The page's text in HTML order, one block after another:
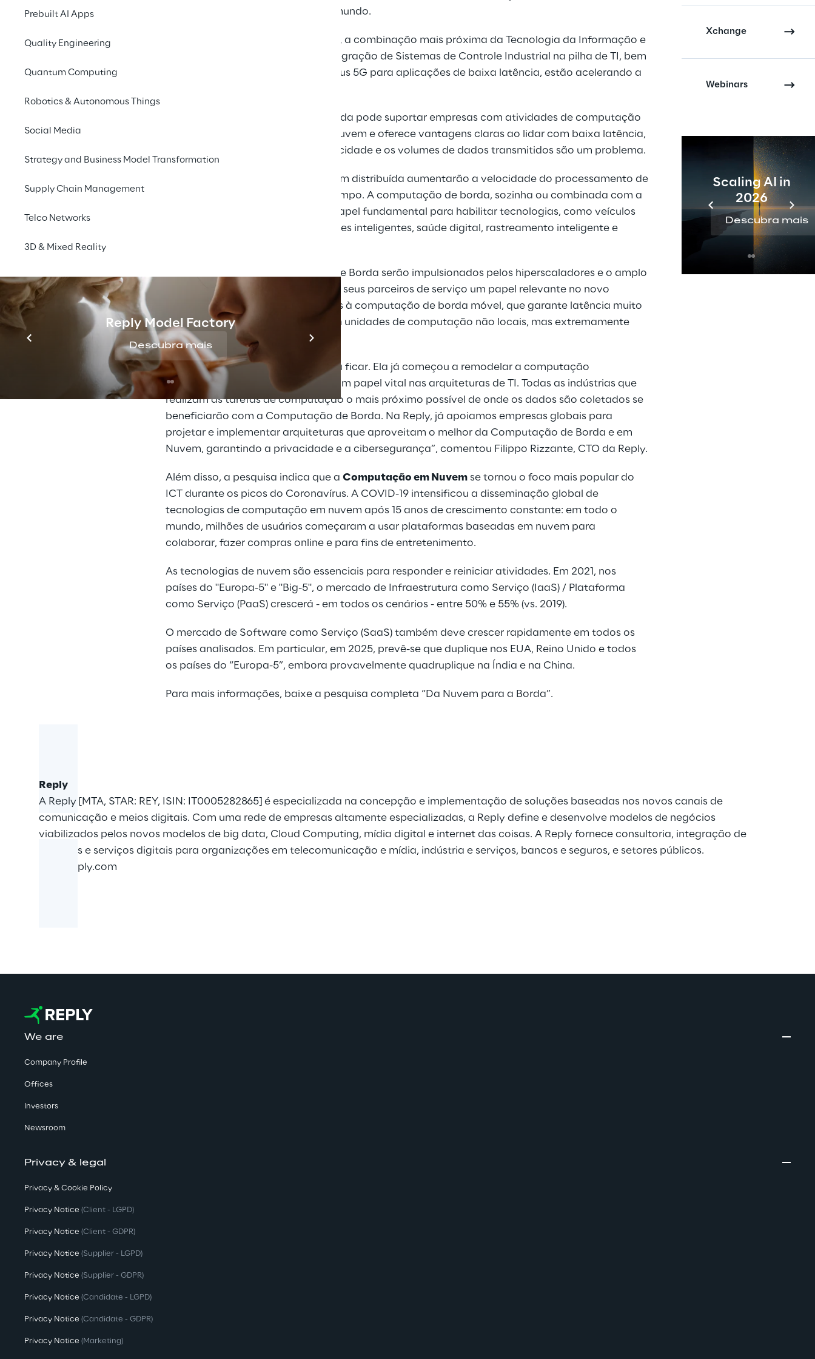
Prebuilt AI Apps
Quality Engineering
Quantum Computing
Robotics & Autonomous Things
Social Media
Strategy and Business Model Transformation
Supply Chain Management
Telco Networks
3D & Mixed Reality
Reply Model Factory
Descubra mais
Prebuilt AI Apps
Xchange
Webinars
Scaling AI in
2026
Descubra mais
o mercado dominante em todo o mundo.
O uso crescente de soluções de IoT, a combinação mais próxima da Tecnologia da Informação e
da Tecnologia Operacional, e a integração de Sistemas de Controle Industrial na pilha de TI, bem
como as futuras soluções de campus 5G para aplicações de baixa latência, estão acelerando a
Na verdade, a Computação de Borda pode suportar empresas com atividades de computação
que não podem ser realizadas na nuvem e oferece vantagens claras ao lidar com baixa latência,
conectividade, segurança ou privacidade e os volumes de dados transmitidos são um problema.
As arquiteturas de borda e de nuvem distribuída aumentarão a velocidade do processamento de
dados e reduzirão o intervalo de tempo. A computação de borda, sozinha ou combinada com a
computação em nuvem, terá um papel fundamental para habilitar tecnologias, como veículos
autônomos, fábricas digitais, cidades inteligentes, saúde digital, rastreamento inteligente e
Modelos híbridos, como a Nuvem de Borda serão impulsionados pelos hiperscaladores e o amplo
lançamento do 5G dará às Telcos e seus parceiros de serviço um papel relevante no novo
ecossistema, especialmente graças à computação de borda móvel, que garante latência muito
baixa sem infraestrutura local, com unidades de computação não locais, mas extremamente
próximas de uma torre de celular.
“A computação de borda veio para ficar. Ela já começou a remodelar a computação
corporativa e pode desempenhar um papel vital nas arquiteturas de TI. Todas as indústrias que
realizam as tarefas de computação o mais próximo possível de onde os dados são coletados se
beneficiarão com a Computação de Borda. Na Reply, já apoiamos empresas globais para
projetar e implementar arquiteturas que aproveitam o melhor da Computação de Borda e em
Nuvem, garantindo a privacidade e a cibersegurança”, comentou Filippo Rizzante, CTO da Reply.
Além disso, a pesquisa indica que aComputação em Nuvem se tornou o foco mais popular do
ICT durante os picos do Coronavírus. A COVID-19 intensificou a disseminação global de
tecnologias de computação em nuvem após 15 anos de crescimento constante: em todo o
mundo, milhões de usuários começaram a usar plataformas baseadas em nuvem para
colaborar, fazer compras online e para fins de entretenimento.
As tecnologias de nuvem são essenciais para responder e reiniciar atividades. Em 2021, nos
países do "Europa-5" e "Big-5", o mercado de Infraestrutura como Serviço (IaaS) / Plataforma
como Serviço (PaaS) crescerá - em todos os cenários - entre 50% e 55% (vs. 2019).
O mercado de Software como Serviço (SaaS) também deve crescer rapidamente em todos os
países analisados. Em particular, em 2025, prevê-se que duplique nos EUA, Reino Unido e todos
os países do “Europa-5”, embora provavelmente quadruplique na Índia e na China.
Para mais informações, baixe a pesquisa completa “Da Nuvem para a Borda”.
Reply
A Reply [MTA, STAR: REY, ISIN: IT0005282865] é especializada na concepção e implementação de soluções baseadas nos novos canais de
comunicação e meios digitais. Com uma rede de empresas altamente especializadas, a Reply define e desenvolve modelos de negócios
viabilizados pelos novos modelos de big data, Cloud Computing, mídia digital e internet das coisas. A Reply fornece consultoria, integração de
sistemas e serviços digitais para organizações em telecomunicação e mídia, indústria e serviços, bancos e seguros, e setores públicos.
www.reply.com
We are
Company Profile
Offices
Investors
Newsroom
Privacy & legal
Privacy & Cookie Policy
Privacy Notice (Client - LGPD)
Privacy Notice (Client - GDPR)
Privacy Notice (Supplier - LGPD)
Privacy Notice (Supplier - GDPR)
Privacy Notice (Candidate - LGPD)
Privacy Notice (Candidate - GDPR)
Privacy Notice (Marketing)